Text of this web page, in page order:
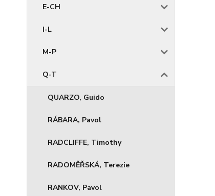
E-CH
I-L
M-P
Q-T
QUARZO, Guido
RÁBARA, Pavol
RADCLIFFE, Timothy
RADOMĚŘSKÁ, Terezie
RANKOV, Pavol